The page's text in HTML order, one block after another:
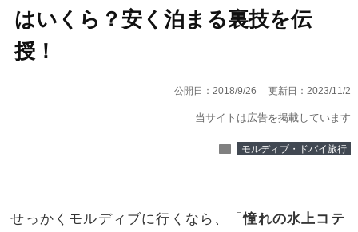
はいくら？安く泊まる裏技を伝
授！
公開日：2018/9/26 更新日：2023/11/2
当サイトは広告を掲載しています
folder モルディブ・ドバイ旅行
せっかくモルディブに行くなら、「憧れの水上コテ